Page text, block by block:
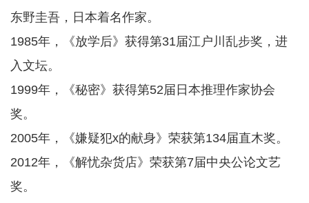
东野圭吾，日本着名作家。
1985年，《放学后》获得第31届江户川乱步奖，进
入文坛。
1999年，《秘密》获得第52届日本推理作家协会
奖。
2005年，《嫌疑犯x的献身》荣获第134届直木奖。
2012年，《解忧杂货店》荣获第7届中央公论文艺
奖。